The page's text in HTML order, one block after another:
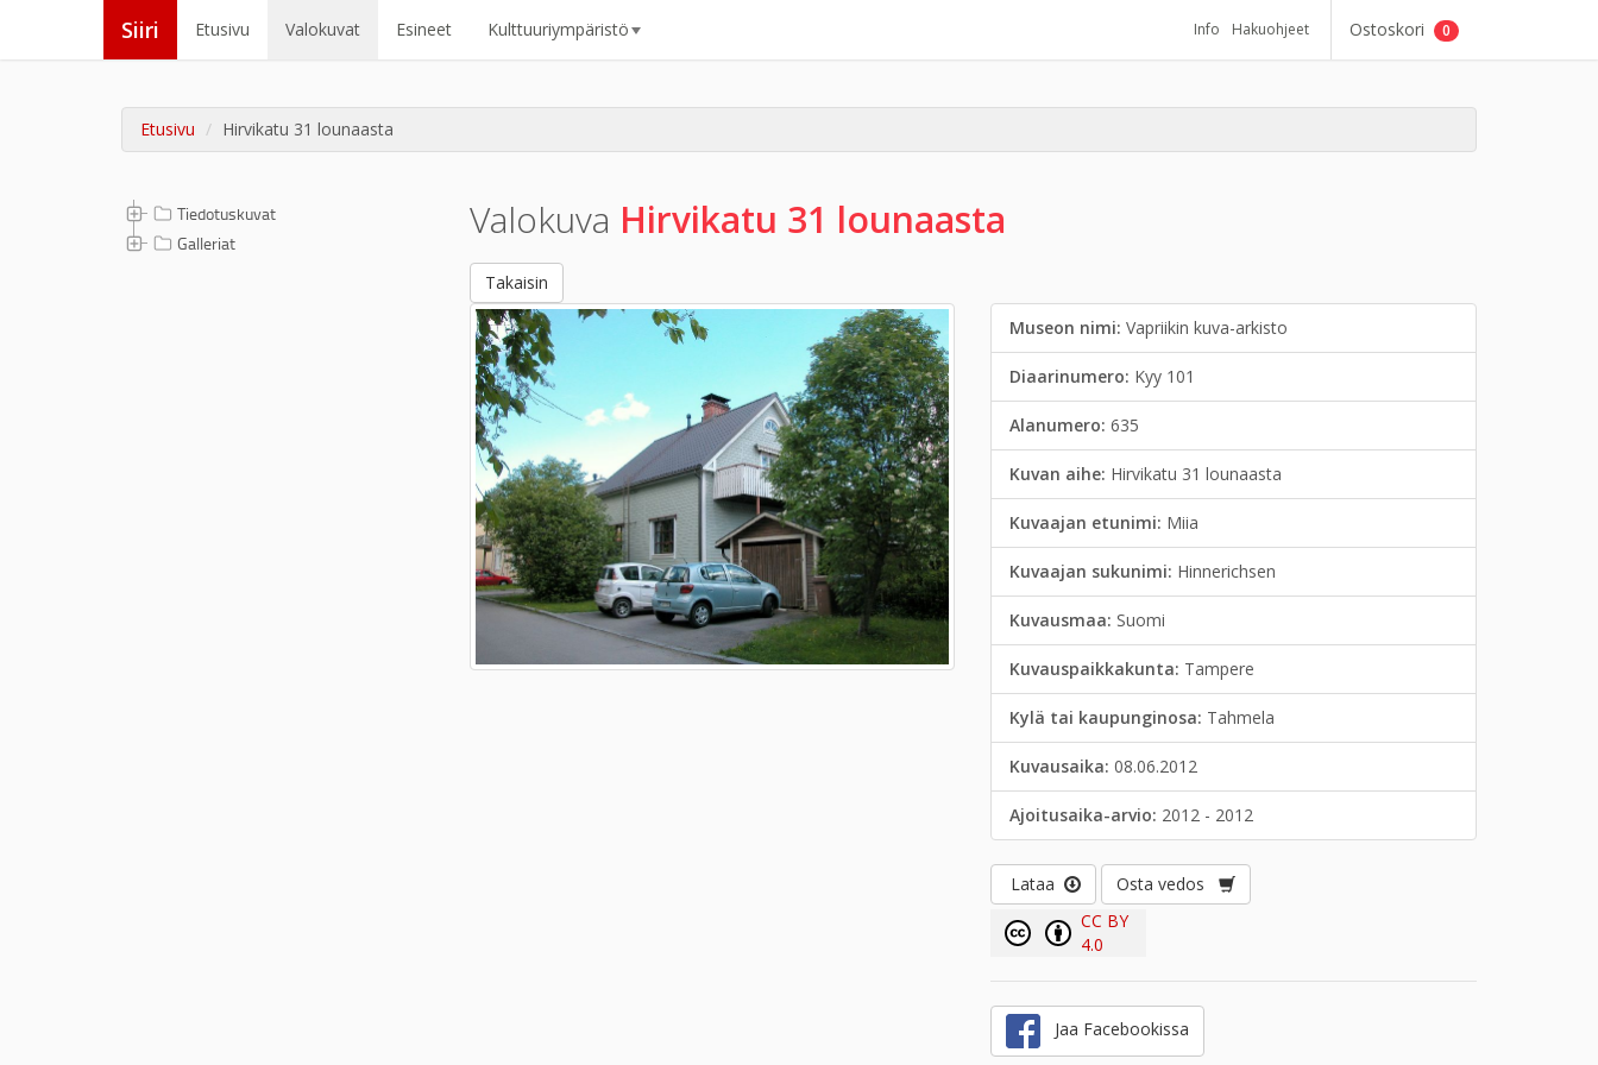
Siiri Etusivu Valokuvat Esineet Kulttuuriympäristö Info Hakuohjeet Ostoskori 0
Etusivu Hirvikatu 31 lounaasta
Tiedotuskuvat
Galleriat
Valokuva Hirvikatu 31 lounaasta
Takaisin
Museon nimi:Vapriikin kuva-arkisto
Diaarinumero: Kyy 101
Alanumero:635
Kuvan aihe: Hirvikatu 31 lounaasta
Kuvaajan etunimi: Miia
Kuvaajan sukunimi: Hinnerichsen
Kuvausmaa: Suomi
Kuvauspaikkakunta: Tampere
Kylä tai kaupunginosa: Tahmela
Kuvausaika:08.06.2012
Ajoitusaika-arvio: 2012 - 2012
Lataa
Osta vedos
CC BY
4.0
Jaa Facebookissa